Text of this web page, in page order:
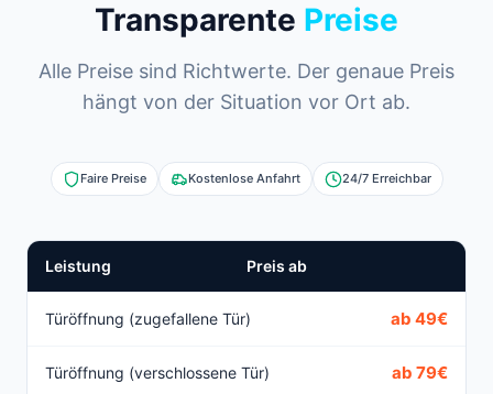
Transparente Preise
Alle Preise sind Richtwerte. Der genaue Preis
hängt von der Situation vor Ort ab.
Faire Preise Kostenlose Anfahrt 24/7 Erreichbar
Leistung Preis ab
Türöffnung (zugefallene Tür) ab 49€
Türöffnung (verschlossene Tür) ab 79€